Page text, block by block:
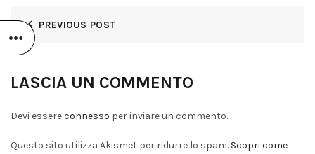
PREVIOUS POST
LASCIA UN COMMENTO
Devi essereconnesso per inviare un commento.
Questo sito utilizza Akismet per ridurre lo spam. Scopri come